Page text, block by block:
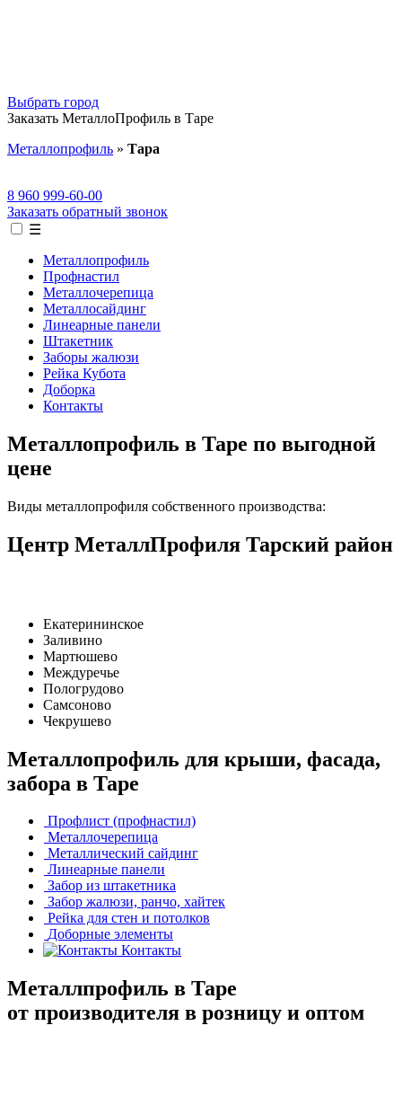
Выбрать город
Заказать МеталлоПрофиль в Таре
Металлопрофиль » Тара
8 960 999-60-00
Заказать обратный звонок
☰
Металлопрофиль
Профнастил
Металлочерепица
Металлосайдинг
Линеарные панели
Штакетник
Заборы жалюзи
Рейка Кубота
Доборка
Контакты
Металлопрофиль в Таре по выгодной
цене
Виды металлопрофиля собственного производства:
Центр МеталлПрофиля Тарский район
Екатерининское
Заливино
Мартюшево
Междуречье
Пологрудово
Самсоново
Чекрушево
Металлопрофиль для крыши, фасада,
забора в Таре
Профлист (профнастил)
Металлочерепица
Металлический сайдинг
Линеарные панели
Забор из штакетника
Забор жалюзи, ранчо, хайтек
Рейка для стен и потолков
Доборные элементы
Контакты
Металлпрофиль в Таре
от производителя в розницу и оптом